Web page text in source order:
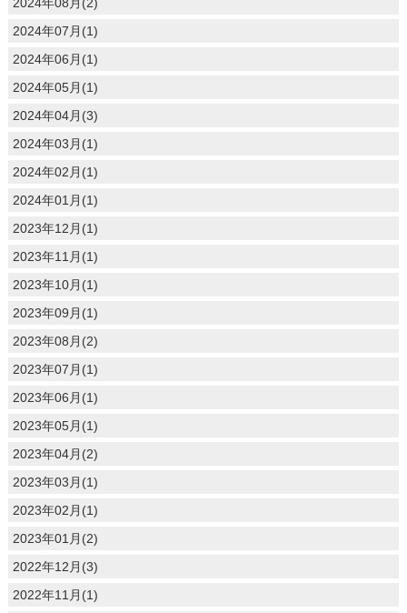
2024年07月(1)
2024年06月(1)
2024年05月(1)
2024年04月(3)
2024年03月(1)
2024年02月(1)
2024年01月(1)
2023年12月(1)
2023年11月(1)
2023年10月(1)
2023年09月(1)
2023年08月(2)
2023年07月(1)
2023年06月(1)
2023年05月(1)
2023年04月(2)
2023年03月(1)
2023年02月(1)
2023年01月(2)
2022年12月(3)
2022年11月(1)